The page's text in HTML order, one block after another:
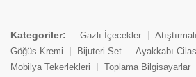
Kategoriler: Gazlı İçecekler
Göğüs Kremi
Bijuteri Set
Ayakkabı
Mobilya Tekerlekleri
Toplama Bilgisayarlar